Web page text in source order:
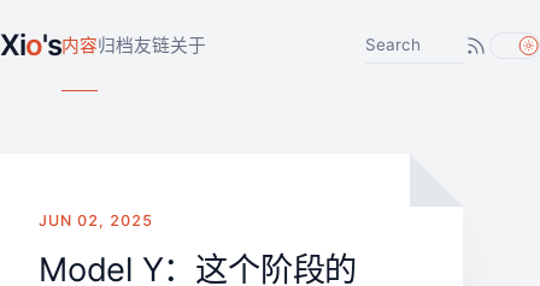
Xio's内容归档友链关于 搜索文章
JUN 02, 2025
Model Y：这个阶段的